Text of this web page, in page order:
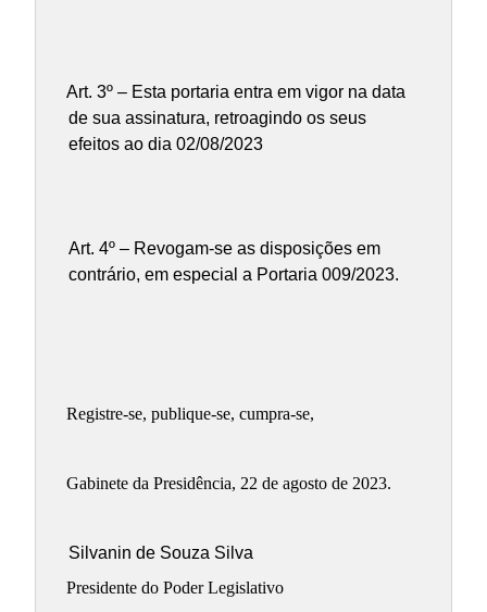
Art. 3º – Esta portaria entra em vigor na data
de sua assinatura, retroagindo os seus
efeitos ao dia 02/08/2023
Art. 4º – Revogam-se as disposições em
contrário, em especial a Portaria 009/2023.
Registre-se, publique-se, cumpra-se,
Gabinete da Presidência, 22 de agosto de 2023.
Silvanin de Souza Silva
Presidente do Poder Legislativo